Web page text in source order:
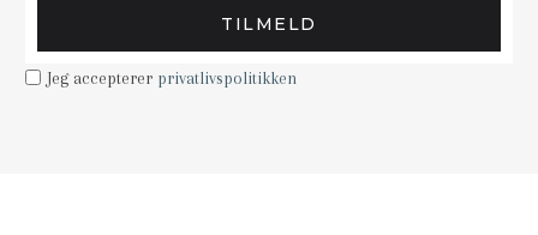
TILMELD
Jeg accepterer privatlivspolitikken